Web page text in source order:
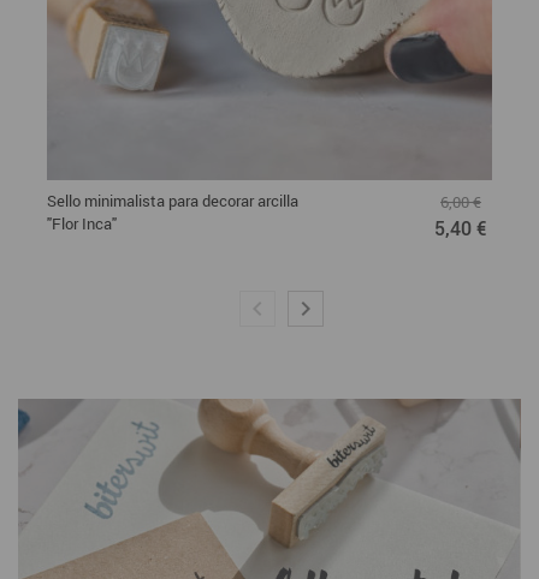
Sello minimalista para decorar arcilla
"Flor Inca"
6,00 €
5,40 €